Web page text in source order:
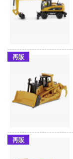
再販
再販
しい世界に祝福を！
花嫁
トヒルシリーズ